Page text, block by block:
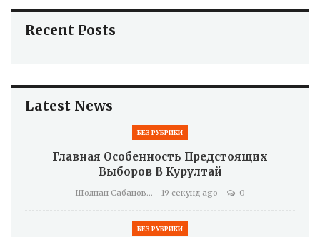
Recent Posts
Latest News
БЕЗ РУБРИКИ
Главная Особенность Предстоящих
Выборов В Курултай
Шолпан Сабанова 19 секунд ago 0
БЕЗ РУБРИКИ